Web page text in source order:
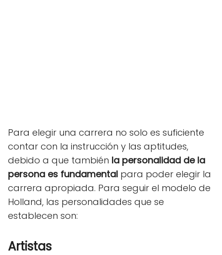
Para elegir una carrera no solo es suficiente
contar con la instrucción y las aptitudes,
debido a que también la personalidad de la
persona es fundamental para poder elegir la
carrera apropiada. Para seguir el modelo de
Holland, las personalidades que se
establecen son:
Artistas